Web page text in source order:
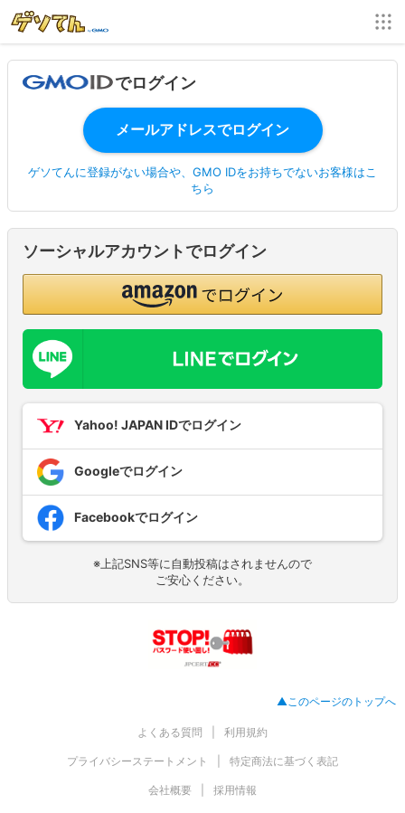
でログイン
ゲソてんに登録がない場合や、GMO IDをお持ちでないお客様はこ
ちら
ソーシャルアカウントでログイン
Yahoo! JAPAN IDでログイン
Googleでログイン
Facebookでログイン
※上記SNS等に自動投稿はされませんので
ご安心ください。
▲このページのトップへ
よくある質問 利用規約
プライバシーステートメント 特定商法に基づく表記
会社概要 採用情報